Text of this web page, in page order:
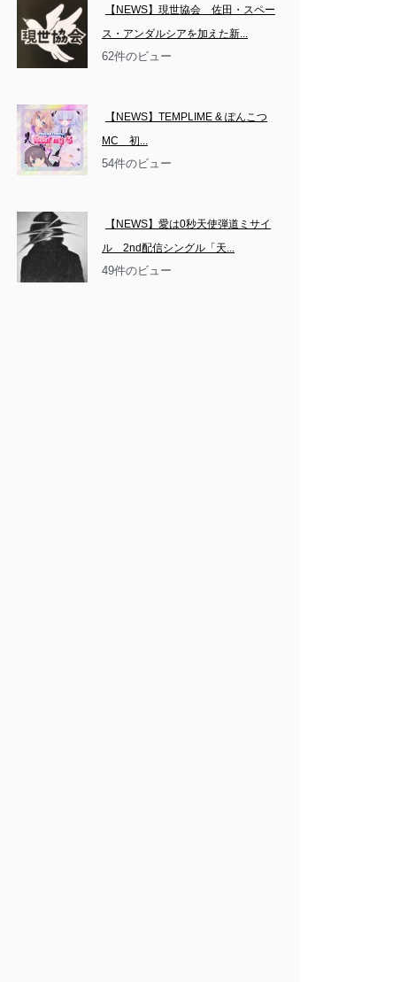
【NEWS】現世協会　佐田・スペー
ス・アンダルシアを加えた新...
62件のビュー
【NEWS】TEMPLIME & ぽんこつ
MC　初...
54件のビュー
【NEWS】愛は0秒天使弾道ミサイ
ル　2nd配信シングル「天...
49件のビュー